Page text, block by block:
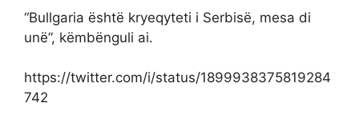
“Bullgaria është kryeqyteti i Serbisë, mesa di
unë”, këmbënguli ai.
https://twitter.com/i/status/1899938375819284
742